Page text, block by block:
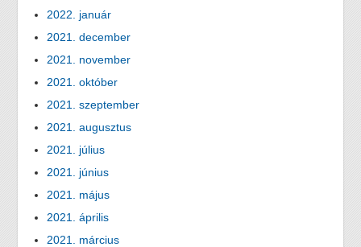
2022. január
2021. december
2021. november
2021. október
2021. szeptember
2021. augusztus
2021. július
2021. június
2021. május
2021. április
2021. március